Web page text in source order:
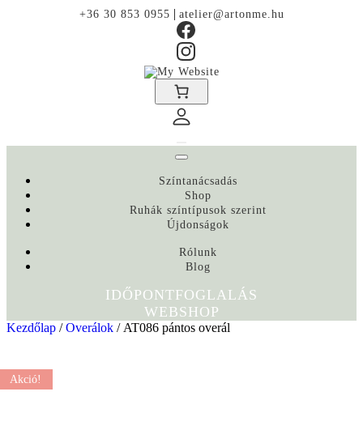
+36 30 853 0955 | atelier@artonme.hu
Színtanácsadás
Shop
Ruhák színtípusok szerint
Újdonságok
Rólunk
Blog
IDŐPONTFOGLALÁS
WEBSHOP
Kezdőlap /Overálok / AT086 pántos overál
Akció!